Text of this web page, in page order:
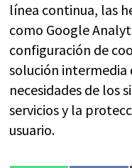
línea continua, las
como Google
configuración de
solución intermedia
necesidades de los
servicios y la
usuario.